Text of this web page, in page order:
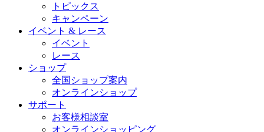
トピックス
キャンペーン
イベント & レース
イベント
レース
ショップ
全国ショップ案内
オンラインショップ
サポート
お客様相談室
オンラインショッピング